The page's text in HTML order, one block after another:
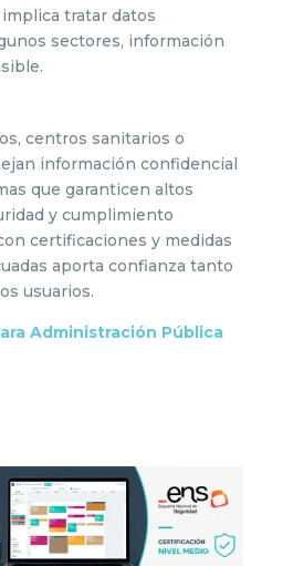
tratar datos
sectores, información
centros sanitarios o
información confidencial
que garanticen altos
y cumplimiento
certificaciones y medidas
aporta confianza tanto
usuarios.
Administración Pública